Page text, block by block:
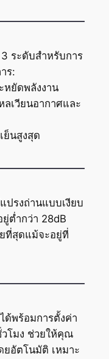
ระดับสำหรับการ
ร:
หยัดพลังงาน
ลเวียนอากาศและ
ย็นสูงสุด
ปรงถ่านแบบเงียบ
ยู่ต่ำกว่า 28dB
ที่สุดแม้จะอยู่ที่
ด้พร้อมการตั้งค่า
โมง ช่วยให้คุณ
อัตโนมัติ เหมาะ